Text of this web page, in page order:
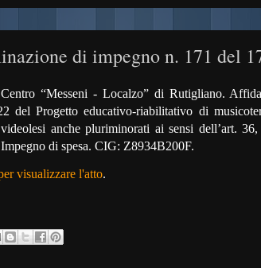
di impegno n. 171 del
“Messeni - Localzo” di Rutigliano.
del Progetto educativo-riabilitativo di
anche pluriminorati ai sensi dell’art.
di spesa. CIG: Z8934B200F.
visualizzare l'atto.